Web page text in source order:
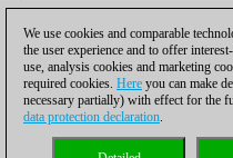
We use cookies and comparable
the user experience and to offer
use, analysis cookies and marketing
required cookies. Here you can make
necessary partially) with effect for the
data protection declaration.